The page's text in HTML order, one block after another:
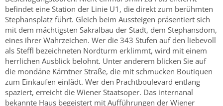
befindet eine Station der Linie U1, die direkt zum berühmten
Stephansplatz führt. Gleich beim Aussteigen präsentiert sich
mit dem mächtigsten Sakralbau der Stadt, dem Stephansdom,
eines ihrer Wahrzeichen. Wer die 343 Stufen auf den liebevoll
als Steffl bezeichneten Nordturm erklimmt, wird mit einem
herrlichen Ausblick belohnt. Unter anderem blicken Sie auf
die mondäne Kärntner Straße, die mit schmucken Boutiquen
zum Einkaufen einlädt. Wer den Prachtboulevard entlang
spaziert, erreicht die Wiener Staatsoper. Das internanal
bekannte Haus begeistert mit Aufführungen der Wiener